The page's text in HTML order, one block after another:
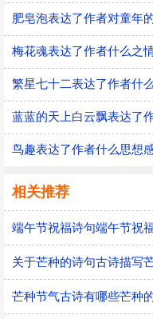
鸟趣表达了作者什么思想
相关推荐
端午节祝福诗句端午节祝
关于芒种的诗句古诗描写
芒种节气古诗有哪些芒种